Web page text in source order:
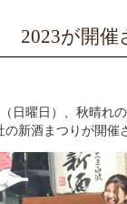
2023が開催
日曜日）、秋晴れ
新酒まつりが開催